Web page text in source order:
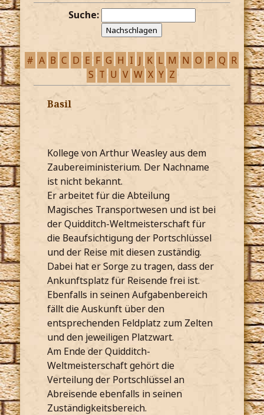
Suche:
# A B C D E F G H I J K L M N O P Q R
S T U V W X Y Z
Basil
Kollege von Arthur Weasley aus dem
Zaubereiministerium. Der Nachname
ist nicht bekannt.
Er arbeitet für die Abteilung
Magisches Transportwesen und ist bei
der Quidditch-Weltmeisterschaft für
die Beaufsichtigung der Portschlüssel
und der Reise mit diesen zuständig.
Dabei hat er Sorge zu tragen, dass der
Ankunftsplatz für Reisende frei ist.
Ebenfalls in seinen Aufgabenbereich
fällt die Auskunft über den
entsprechenden Feldplatz zum Zelten
und den jeweiligen Platzwart.
Am Ende der Quidditch-
Weltmeisterschaft gehört die
Verteilung der Portschlüssel an
Abreisende ebenfalls in seinen
Zuständigkeitsbereich.